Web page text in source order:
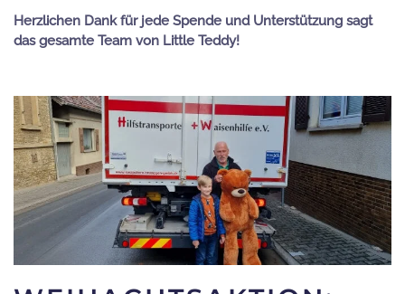
Herzlichen Dank für jede Spende und Unterstützung sagt
das gesamte Team von Little Teddy!